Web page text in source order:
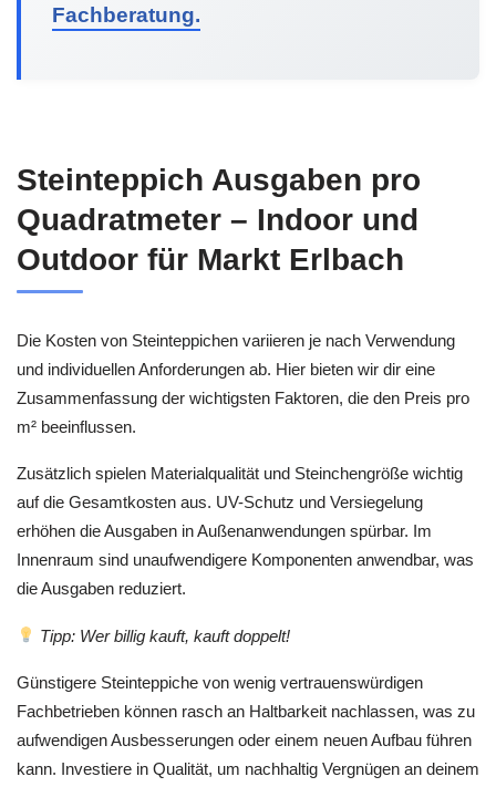
Fachberatung.
Steinteppich Ausgaben pro
Quadratmeter – Indoor und
Outdoor für Markt Erlbach
Die Kosten von Steinteppichen variieren je nach Verwendung
und individuellen Anforderungen ab. Hier bieten wir dir eine
Zusammenfassung der wichtigsten Faktoren, die den Preis pro
m² beeinflussen.
Zusätzlich spielen Materialqualität und Steinchengröße wichtig
auf die Gesamtkosten aus. UV-Schutz und Versiegelung
erhöhen die Ausgaben in Außenanwendungen spürbar. Im
Innenraum sind unaufwendigere Komponenten anwendbar, was
die Ausgaben reduziert.
Tipp: Wer billig kauft, kauft doppelt!
Günstigere Steinteppiche von wenig vertrauenswürdigen
Fachbetrieben können rasch an Haltbarkeit nachlassen, was zu
aufwendigen Ausbesserungen oder einem neuen Aufbau führen
kann. Investiere in Qualität, um nachhaltig Vergnügen an deinem